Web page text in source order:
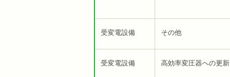
受変電設備 その他
受変電設備 高効率変圧器への更新